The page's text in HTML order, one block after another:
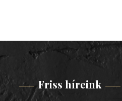
Friss híreink